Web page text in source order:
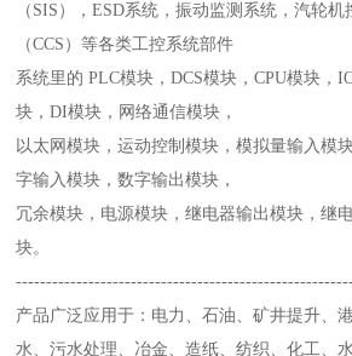
（SIS），ESD系统，振动监测系统，汽轮
（CCS）等各类工控系统部件
系统里的 PLC模块，DCS模块，CPU模块，
块，DI模块，网络通信模块，
以太网模块，运动控制模块，模拟量输入模
字输入模块，数字输出模块，
冗余模块，电源模块，继电器输出模块，继
块。
产品广泛应用于：电力、石油、矿井提升、
水、污水处理、冶金、造纸、纺织、化工、